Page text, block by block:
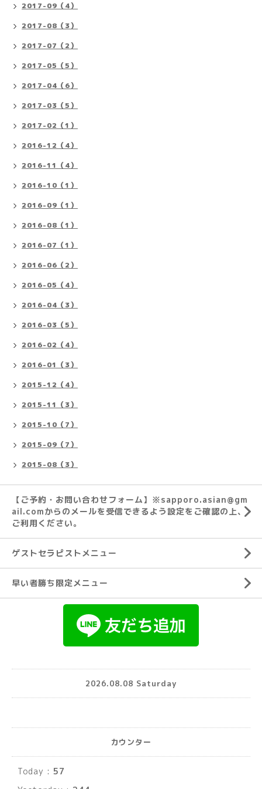
2017-09（4）
2017-08（3）
2017-07（2）
2017-05（5）
2017-04（6）
2017-03（5）
2017-02（1）
2016-12（4）
2016-11（4）
2016-10（1）
2016-09（1）
2016-08（1）
2016-07（1）
2016-06（2）
2016-05（4）
2016-04（3）
2016-03（5）
2016-02（4）
2016-01（3）
2015-12（4）
2015-11（3）
2015-10（7）
2015-09（7）
2015-08（3）
【ご予約・お問い合わせフォーム】※sapporo.asian@gm
ail.comからのメールを受信できるよう設定をご確認の上、
ご利用ください。
ゲストセラピストメニュー
早い者勝ち限定メニュー
2026.08.08 Saturday
カウンター
Today : 57